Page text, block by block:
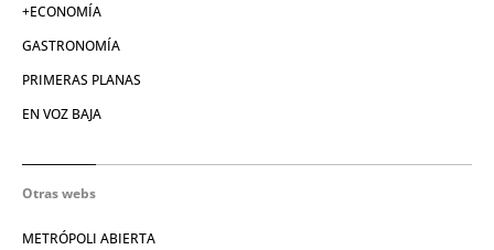
+ECONOMÍA
GASTRONOMÍA
PRIMERAS PLANAS
EN VOZ BAJA
Otras webs
METRÓPOLI ABIERTA